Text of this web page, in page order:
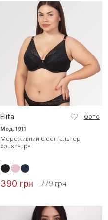
Elita Фото
Мод. 1911
Мереживний бюстгальтер
«push-up»
390 грн 779 грн